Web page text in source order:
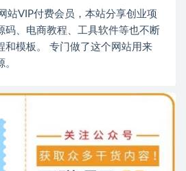
站VIP付费会员，本站分享创业项
码、电商教程、工具软件等也不断
和模板。 专门做了这个网站用来